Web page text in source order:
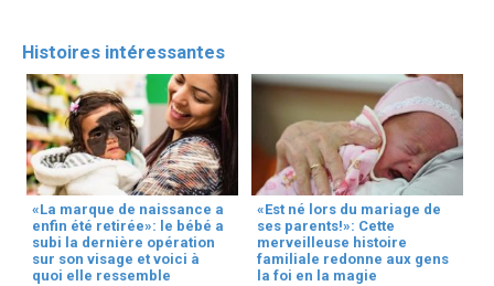
Histoires intéressantes
«La marque de naissance a
enfin été retirée»: le bébé a
subi la dernière opération
sur son visage et voici à
quoi elle ressemble
«Est né lors du mariage de
ses parents!»: Cette
merveilleuse histoire
familiale redonne aux gens
la foi en la magie